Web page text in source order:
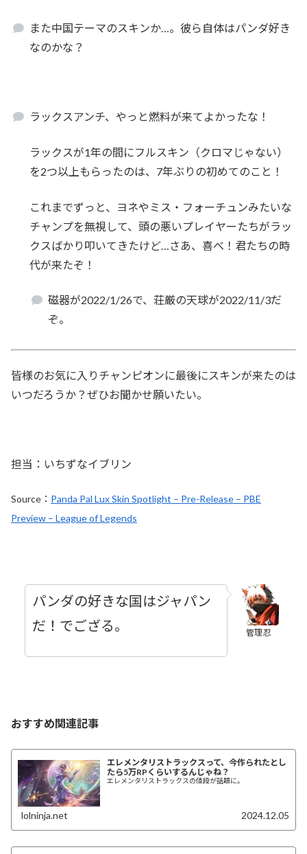
また中国テーマのスキンか…。彼ら自体はパンダ好き
なのかな？
ラックスアンチ、やっと燃料が来てよかったな！
ラックスが1年の間にフルスキン（クロマじゃない）
を2つ以上もらったのは、7年ぶりの初めてのこと！
これまでずっと、ヨネやミス・フォーチュンみたいな
チャンプを無視して、頭の悪いプレイヤーたちがラッ
クスばかり叩いてきたけど…さあ、喜べ！君たちの時
代が来たぞ！
磁器が2022/1/26で、荘厳の天球が2022/11/3だ
ぞ。
皆様のお気に入りチャンピオンに最後にスキンが来たのは
いつだろうか？ぜひお聞かせ願いたい。
担当：いちずなイブリン
Source： Panda Pal Lux Skin Spotlight – Pre-Release – PBE
Preview – League of Legends
管理忍
パンダの好きな国はジャパン
だ！でござる。
おすすめ関連記事
エレメンタリストラックスって、今作られたとし
たら5万RPくらいするんじゃね？
エレメンタリストラックスの値段が話題に。
lolninja.net 2024.12.05